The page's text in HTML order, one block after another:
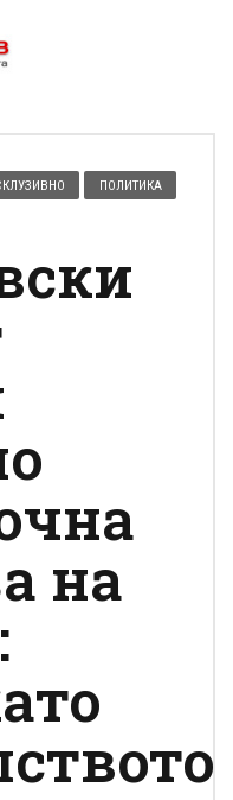
ПОЛИТИКА
на